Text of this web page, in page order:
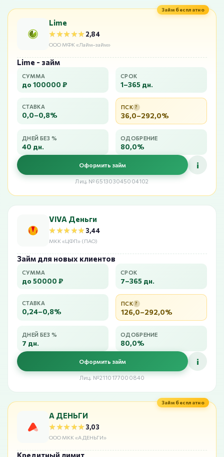
Займ бесплатно
Lime
★★★★★
★★★★★2,84
ООО МФК «Лайм–займ»
Lime - займ
СУММА
до 100000 ₽
СРОК
1–365 дн.
СТАВКА
0,0–0,8%
ПСК ?
36,0–292,0%
ДНЕЙ БЕЗ %
40 дн.
ОДОБРЕНИЕ
80,0%
Оформить займ i
Лиц. №651303045004102
VIVA Деньги
★★★★★
★★★★★3,44
МКК «ЦФП» (ПАО)
Займ для новых клиентов
СУММА
до 50000 ₽
СРОК
7–365 дн.
СТАВКА
0,24–0,8%
ПСК ?
126,0–292,0%
ДНЕЙ БЕЗ %
7 дн.
ОДОБРЕНИЕ
80,0%
Оформить займ i
Лиц. №2110177000840
Займ бесплатно
А ДЕНЬГИ
★★★★★
★★★★★3,03
ООО МКК «А ДЕНЬГИ»
Кредитный лимит